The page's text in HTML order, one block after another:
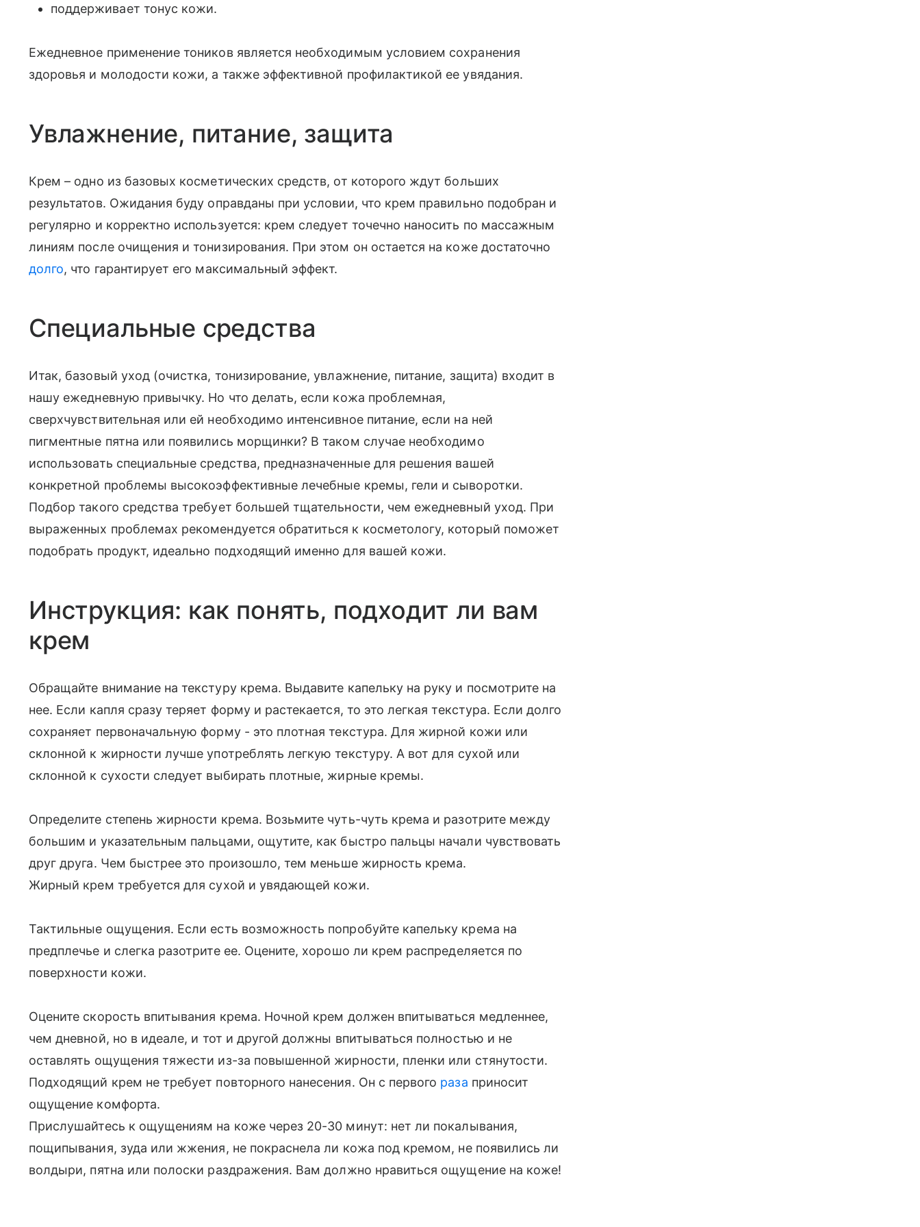
поддерживает тонус кожи.
Ежедневное применение тоников является необходимым условием сохранения
здоровья и молодости кожи, а также эффективной профилактикой ее увядания.
Увлажнение, питание, защита
Крем – одно из базовых косметических средств, от которого ждут больших
результатов. Ожидания буду оправданы при условии, что крем правильно подобран и
регулярно и корректно используется: крем следует точечно наносить по массажным
линиям после очищения и тонизирования. При этом он остается на коже достаточно
долго, что гарантирует его максимальный эффект.
Специальные средства
Итак, базовый уход (очистка, тонизирование, увлажнение, питание, защита) входит в
нашу ежедневную привычку. Но что делать, если кожа проблемная,
сверхчувствительная или ей необходимо интенсивное питание, если на ней
пигментные пятна или появились морщинки? В таком случае необходимо
использовать специальные средства, предназначенные для решения вашей
конкретной проблемы высокоэффективные лечебные кремы, гели и сыворотки.
Подбор такого средства требует большей тщательности, чем ежедневный уход. При
выраженных проблемах рекомендуется обратиться к косметологу, который поможет
подобрать продукт, идеально подходящий именно для вашей кожи.
Инструкция: как понять, подходит ли вам
крем
Обращайте внимание на текстуру крема. Выдавите капельку на руку и посмотрите на
нее. Если капля сразу теряет форму и растекается, то это легкая текстура. Если долго
сохраняет первоначальную форму - это плотная текстура. Для жирной кожи или
склонной к жирности лучше употреблять легкую текстуру. А вот для сухой или
склонной к сухости следует выбирать плотные, жирные кремы.
Определите степень жирности крема. Возьмите чуть-чуть крема и разотрите между
большим и указательным пальцами, ощутите, как быстро пальцы начали чувствовать
друг друга. Чем быстрее это произошло, тем меньше жирность крема.
Жирный крем требуется для сухой и увядающей кожи.
Тактильные ощущения. Если есть возможность попробуйте капельку крема на
предплечье и слегка разотрите ее. Оцените, хорошо ли крем распределяется по
поверхности кожи.
Оцените скорость впитывания крема. Ночной крем должен впитываться медленнее,
чем дневной, но в идеале, и тот и другой должны впитываться полностью и не
оставлять ощущения тяжести из-за повышенной жирности, пленки или стянутости.
Подходящий крем не требует повторного нанесения. Он с первого раза приносит
ощущение комфорта.
Прислушайтесь к ощущениям на коже через 20-30 минут: нет ли покалывания,
пощипывания, зуда или жжения, не покраснела ли кожа под кремом, не появились ли
волдыри, пятна или полоски раздражения. Вам должно нравиться ощущение на коже!